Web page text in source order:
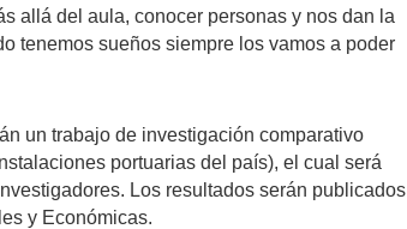
allá del aula, conocer personas y nos dan la
tenemos sueños siempre los vamos a poder
un trabajo de investigación comparativo
portuarias del país), el cual será
Los resultados serán publicados
y Económicas.